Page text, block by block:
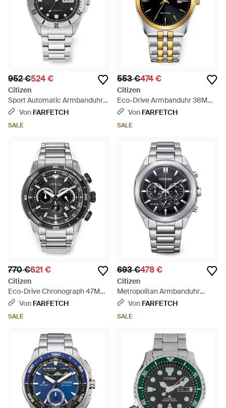
952 €524 €
Citizen
Sport Automatic Armbanduhr
42Mm - Grau
Von FARFETCH
SALE
553 €474 €
Citizen
Eco-Drive Armbanduhr 38Mm
- Mettallic
Von FARFETCH
SALE
770 €621 €
Citizen
Eco-Drive Chronograph 47Mm
- Grau
Von FARFETCH
SALE
693 €478 €
Citizen
Metropolitan Armbanduhr
41Mm - Grau
Von FARFETCH
SALE